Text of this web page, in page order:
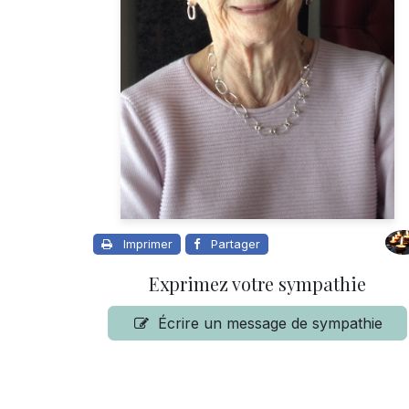
Imprimer Partager
Exprimez votre sympathie
Écrire un message de sympathie